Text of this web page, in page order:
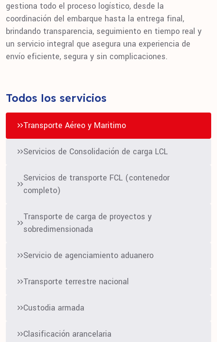
gestiona todo el proceso logístico, desde la
coordinación del embarque hasta la entrega final,
brindando transparencia, seguimiento en tiempo real y
un servicio integral que asegura una experiencia de
envío eficiente, segura y sin complicaciones.
Todos los servicios
Transporte Aéreo y Maritimo
Servicios de Consolidación de carga LCL
Servicios de transporte FCL (contenedor
completo)
Transporte de carga de proyectos y
sobredimensionada
Servicio de agenciamiento aduanero
Transporte terrestre nacional
Custodia armada
Clasificación arancelaria